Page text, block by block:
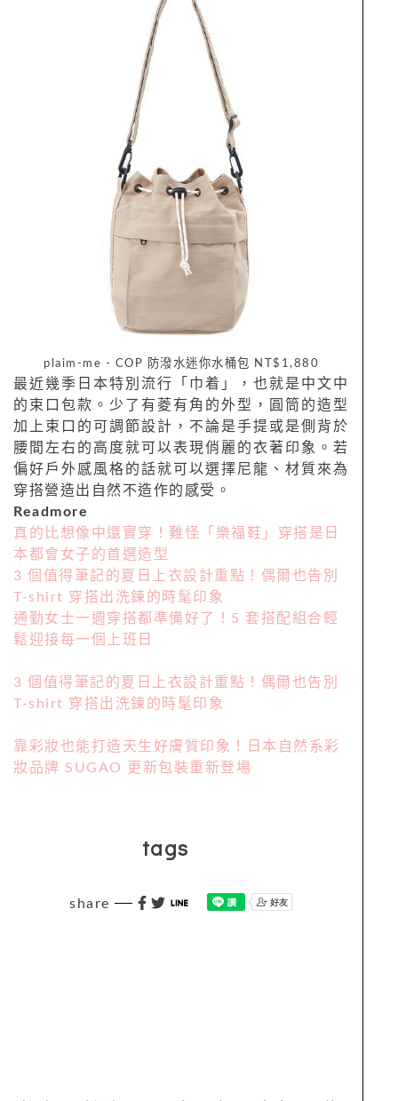
plaim-me - COP 防潑水迷你水桶包 NT$1,880
最近幾季日本特別流行「巾着」，也就是中文中
的束口包款。少了有菱有角的外型，圓筒的造型
加上束口的可調節設計，不論是手提或是側背於
腰間左右的高度就可以表現俏麗的衣著印象。若
偏好戶外感風格的話就可以選擇尼龍、材質來為
穿搭營造出自然不造作的感受。
Readmore
真的比想像中還實穿！難怪「樂福鞋」穿搭是日
本都會女子的首選造型
3 個值得筆記的夏日上衣設計重點！偶爾也告別
T-shirt 穿搭出洗鍊的時髦印象
通勤女士一週穿搭都準備好了！5 套搭配組合輕
鬆迎接每一個上班日
3 個值得筆記的夏日上衣設計重點！偶爾也告別
T-shirt 穿搭出洗鍊的時髦印象
靠彩妝也能打造天生好膚質印象！日本自然系彩
妝品牌 SUGAO 更新包裝重新登場
tags
share